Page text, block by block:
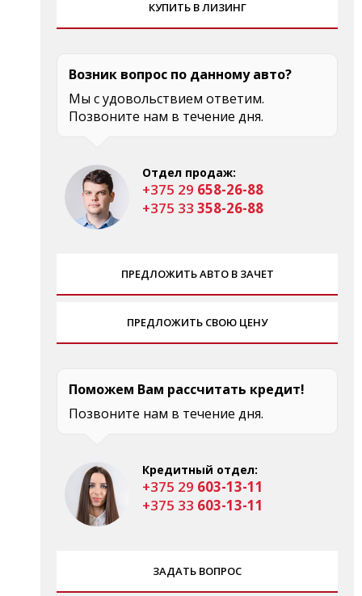
КУПИТЬ В ЛИЗИНГ
Возник вопрос по данному авто?
Мы с удовольствием ответим.
Позвоните нам в течение дня.
Отдел продаж:
+375 29 658-26-88
+375 33 358-26-88
ПРЕДЛОЖИТЬ АВТО В ЗАЧЕТ
ПРЕДЛОЖИТЬ СВОЮ ЦЕНУ
Поможем Вам рассчитать кредит!
Позвоните нам в течение дня.
Кредитный отдел:
+375 29 603-13-11
+375 33 603-13-11
ЗАДАТЬ ВОПРОС